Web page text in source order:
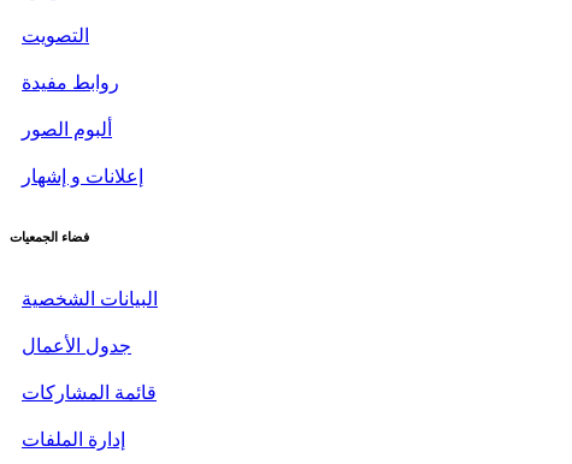
التصويت
روابط مفيدة
ألبوم الصور
إعلانات و إشهار
فضاء الجمعيات
البيانات الشخصية
جدول الأعمال
قائمة المشاركات
إدارة الملفات